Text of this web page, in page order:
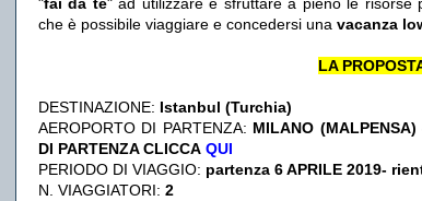
che è possibile viaggiare e concedersi una vacanza
LA
DESTINAZIONE: Istanbul (Turchia)
AEROPORTO DI PARTENZA: MILANO (MALPENSA)
DI PARTENZA CLICCA QUI
PERIODO DI VIAGGIO: partenza 6 APRILE 2019-
N. VIAGGIATORI: 2